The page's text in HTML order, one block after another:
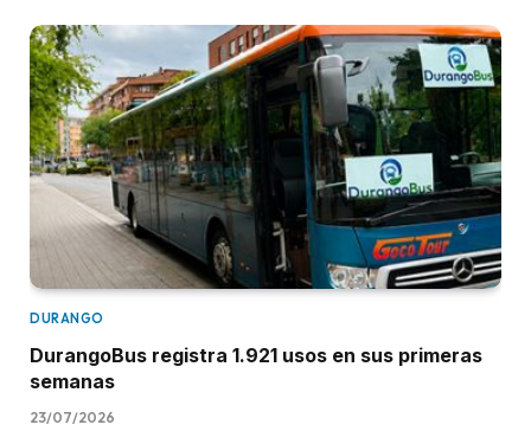
DURANGO
DurangoBus registra 1.921 usos en sus primeras
semanas
23/07/2026